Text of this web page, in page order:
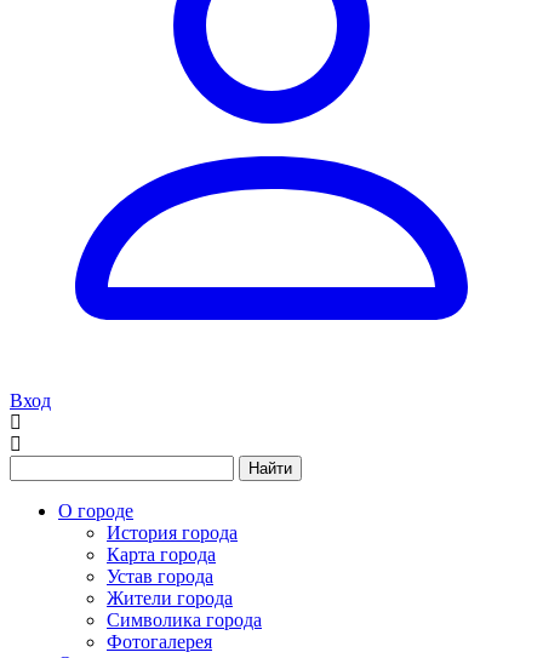
Вход
Найти
О городе
История города
Карта города
Устав города
Жители города
Символика города
Фотогалерея